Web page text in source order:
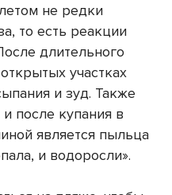
не редки
то есть реакции
длительного
участках
и зуд. Также
после купания в
является пыльца
и водоросли».